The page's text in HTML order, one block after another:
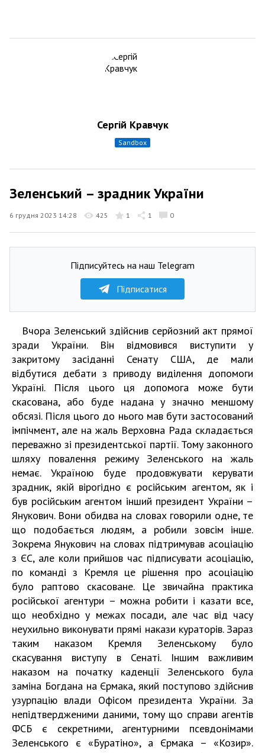
Сергій Кравчук
sandbox
Зеленський – зрадник України
6 грудня 2023 14:28 425 1 1 0
Підписуйтесь на наш Telegram
Підписатися
Вчора Зеленський здійснив серйозний акт прямої
зради України. Він відмовився виступити у
закритому засіданні Сенату США, де мали
відбутися дебати з приводу виділення допомоги
Україні. Після цього ця допомога може бути
скасована, або буде надана у значно меншому
обсязі. Після цього до нього мав бути застосований
імпічмент, але на жаль Верховна Рада складається
переважно зі президентської партії. Тому законного
шляху повалення режиму Зеленського на жаль
немає. Україною буде продовжувати керувати
зрадник, якій вірогідно є російським агентом, як і
був російським агентом інший президент України –
Янукович. Вони обидва на словах говорили одне, те
що подобається людям, а робили зовсім інше.
Зокрема Янукович на словах підтримував асоціацію
з ЄС, але коли прийшов час підписувати асоціацію,
по команді з Кремля це рішення про асоціацію
було раптово скасоване. Це звичайна практика
російської агентури – можна робити і казати все,
що необхідно у межах посади, але час від часу
неухильно виконувати прямі накази кураторів. Зараз
таким наказом Кремля Зеленському було
скасування виступу в Сенаті. Іншим важливим
наказом на початку каденції Зеленського була
заміна Богдана на Єрмака, який поступово здійснив
узурпацію влади Офісом президента України. За
непідтвердженими даними, тому що справи агентів
ФСБ є секретними, агентурними псевдонімами
Зеленського є «Буратіно», а Єрмака – «Козир».